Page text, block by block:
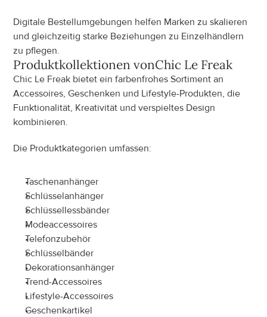
Digitale Bestellumgebungen helfen Marken zu skalieren
und gleichzeitig starke Beziehungen zu Einzelhändlern
zu pflegen.
Produktkollektionen vonChic Le Freak
Chic Le Freak bietet ein farbenfrohes Sortiment an
Accessoires, Geschenken und Lifestyle-Produkten, die
Funktionalität, Kreativität und verspieltes Design
kombinieren.
Die Produktkategorien umfassen:
Taschenanhänger
Schlüsselanhänger
Schlüssellessbänder
Modeaccessoires
Telefonzubehör
Schlüsselbänder
Dekorationsanhänger
Trend-Accessoires
Lifestyle-Accessoires
Geschenkartikel